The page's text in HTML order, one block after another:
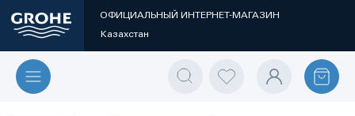
ОФИЦИАЛЬНЫЙ ИНТЕРНЕТ-МАГАЗИН
Казахстан